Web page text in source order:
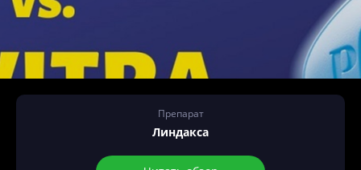
Препарат
Линдакса